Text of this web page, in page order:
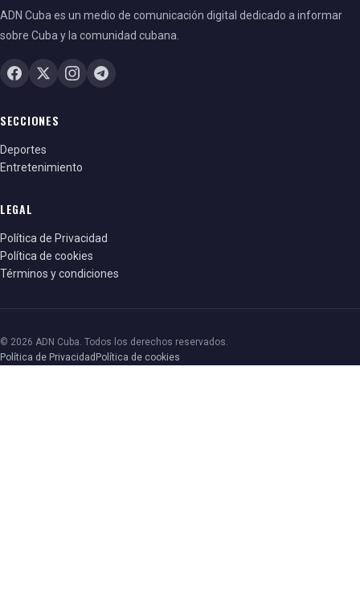
ADN Cuba es un medio de comunicación digital dedicado a informar
sobre Cuba y la comunidad cubana.
SECCIONES
Deportes
Entretenimiento
LEGAL
Política de Privacidad
Política de cookies
Términos y condiciones
© 2026 ADN Cuba. Todos los derechos reservados.
Política de Privacidad Política de cookies